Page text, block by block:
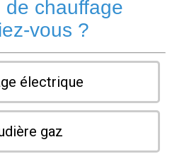
de chauffage
vous ?
électrique
gaz